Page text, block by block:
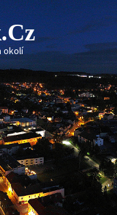
okolí